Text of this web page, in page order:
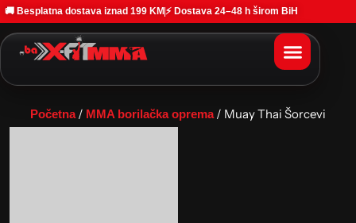
🚚 Besplatna dostava iznad 199 KM ⚡ Dostava 24–48 h širom BiH
Početna/ MMA borilačka oprema/ Muay Thai Šorcevi